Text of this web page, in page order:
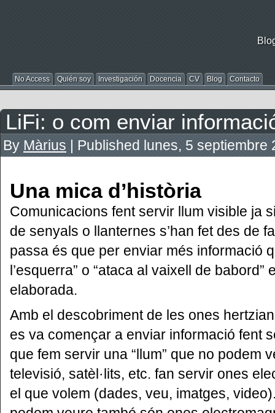
No Access Quién soy Investigación Docencia CV Blog Contacto
LiFi: o com enviar
By Màrius | Published lunes, 5 septiembre
Una mica d’història
Comunicacions fent servir llum visible ja
de senyals o llanternes s’han fet des de
passa és que per enviar més informació
l’esquerra” o “ataca al vaixell de
elaborada.
Amb el descobriment de les ones
es va començar a enviar informació fent
que fem servir una “llum” que no podem
televisió, satèl·lits, etc. fan servir ones
el que volem (dades, veu, imatges,